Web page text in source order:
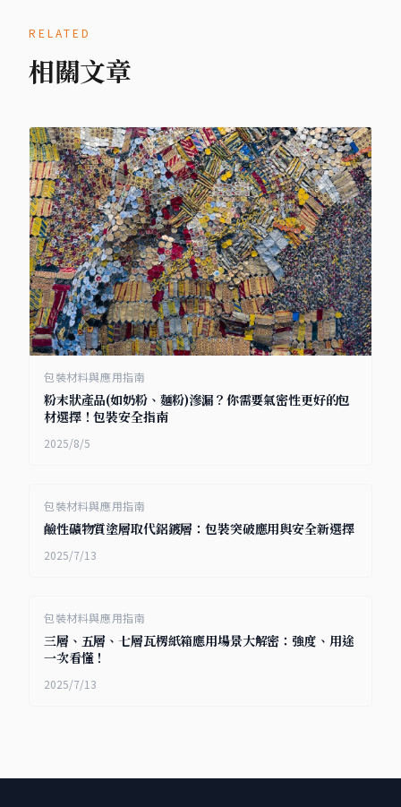
RELATED
相關文章
包裝材料與應用指南
粉末狀產品(如奶粉、麵粉)滲漏？你需要氣密性更好的包
材選擇！包裝安全指南
2025/8/5
包裝材料與應用指南
鹼性礦物質塗層取代鋁鍍層：包裝突破應用與安全新選擇
2025/7/13
包裝材料與應用指南
三層、五層、七層瓦楞紙箱應用場景大解密：強度、用途
一次看懂！
2025/7/13